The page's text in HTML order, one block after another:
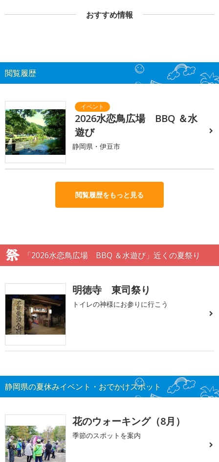
おすすめ情報
閲覧履歴
2026水恋鳥広場 BBQ ＆水
遊び
静岡県・伊豆市
閲覧履歴をもっと見る
「2026水恋鳥広場 BBQ ＆水遊び」近くの夏祭り
明徳寺 東司祭り
トイレの神様にお参りに行こう
静岡県の夏休みイベント・おでかけスポット
花のウォーキング（8月）
季節のスポットを案内